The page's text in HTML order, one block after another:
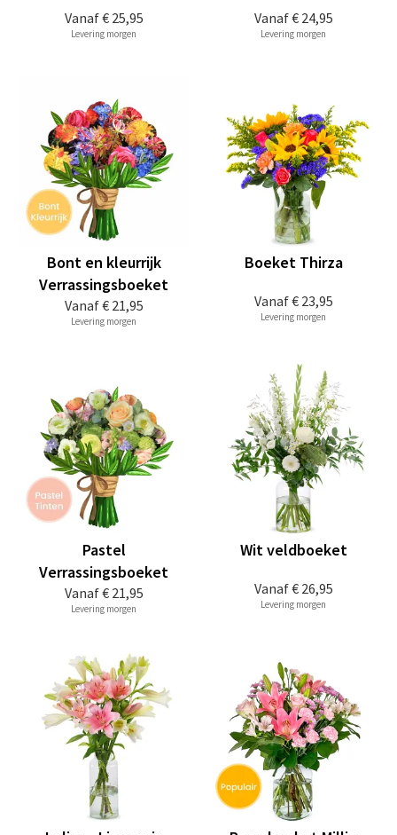
Vanaf€ 25,95
Levering morgen
Vanaf€ 24,95
Levering morgen
Vanaf€ 21,95
Bont en kleurrijk
Verrassingsboeket
Levering morgen
Vanaf€ 23,95
Boeket Thirza
Levering morgen
Vanaf€ 21,95
Pastel
Verrassingsboeket
Levering morgen
Vanaf€ 26,95
Wit veldboeket
Levering morgen